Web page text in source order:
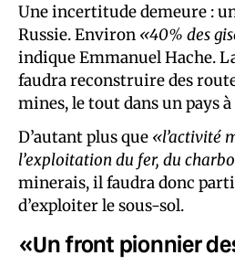
Une incertitude demeure :
Russie. Environ «40% des
indique Emmanuel Hache.
faudra reconstruire des
mines, le tout dans un pays
D’autant plus que «l’activité
l’exploitation du fer, du
minerais, il faudra donc
d’exploiter le sous-sol.
«Un front pionnier